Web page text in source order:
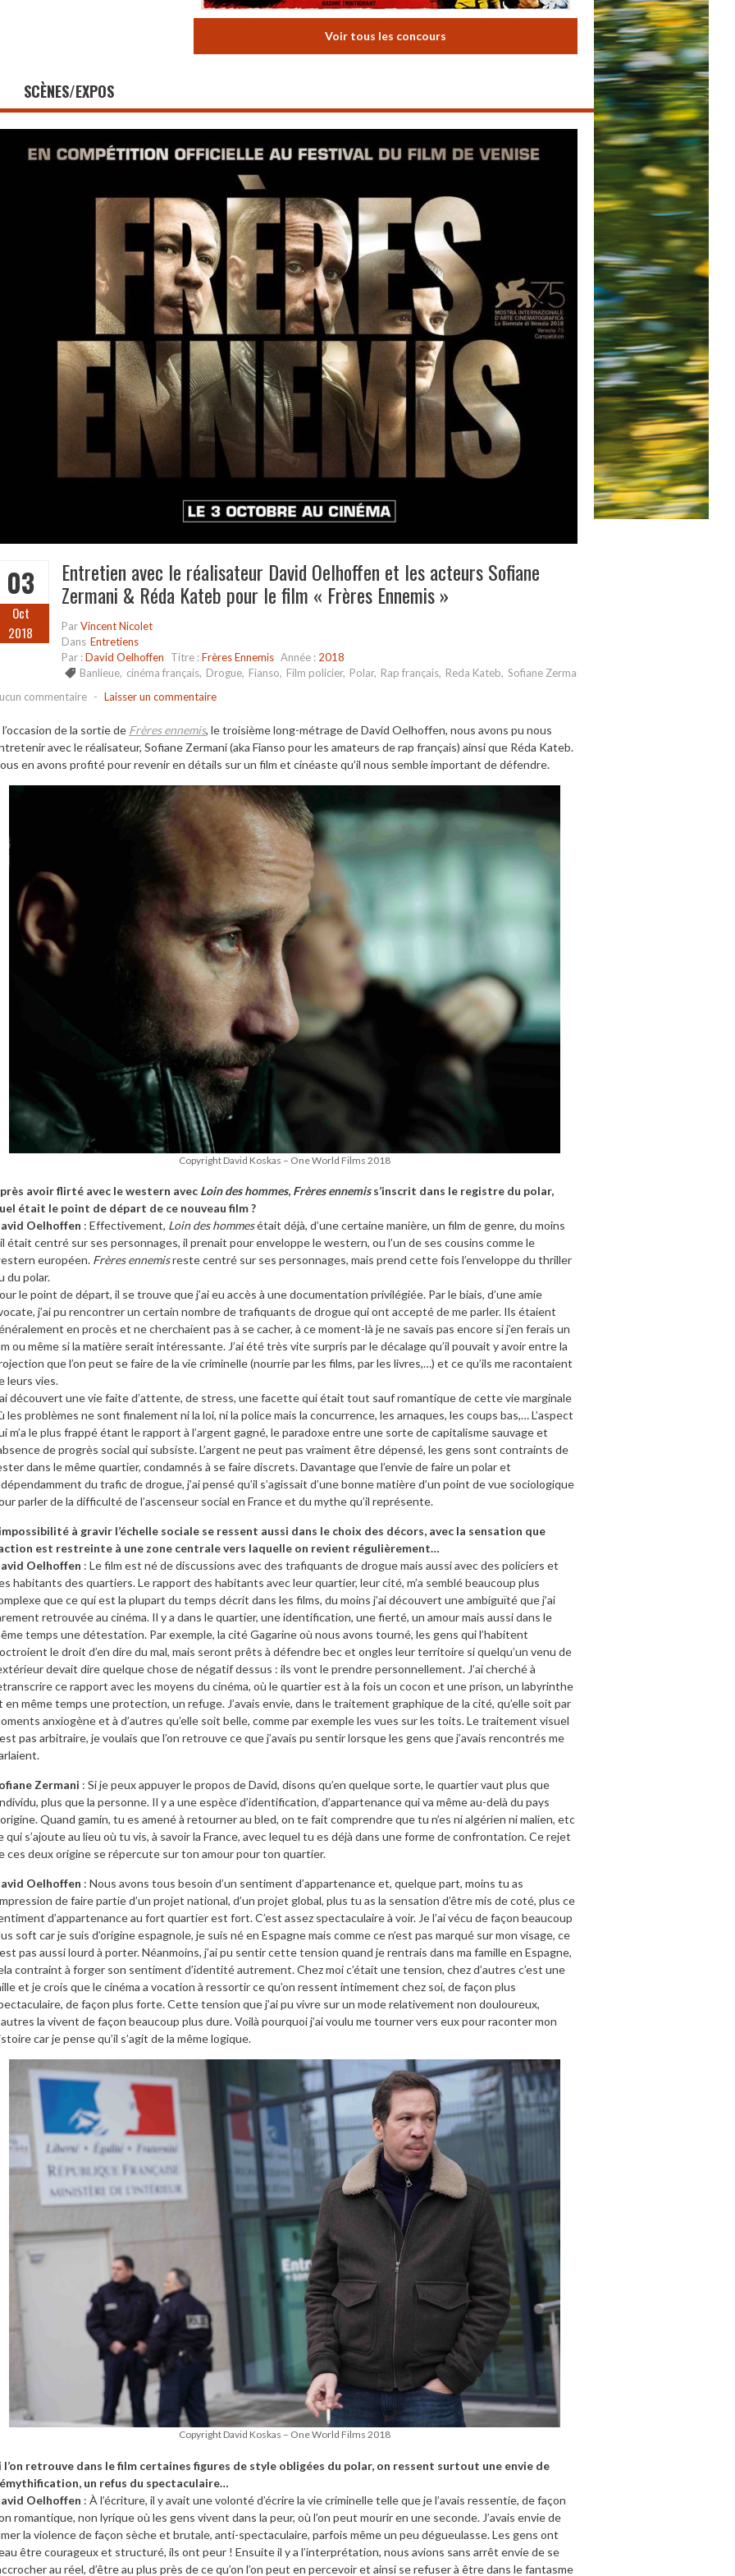
Voir tous les concours
SCÈNES/EXPOS
03
Oct
2018
Entretien avec le réalisateur David Oelhoffen et les acteurs Sofiane
Zermani & Réda Kateb pour le film « Frères Ennemis »
ParVincent Nicolet
Dans Entretiens
Par :David Oelhoffen Titre :Frères Ennemis Année : 2018
Banlieue, cinéma français, Drogue, Fianso, Film policier, Polar, Rap français, Reda Kateb, Sofiane Zermani
commentaire - Laisser un commentaire
de la sortie de Frères ennemis, le troisième long-métrage de David Oelhoffen, nous avons pu nous
avec le réalisateur, Sofiane Zermani (aka Fianso pour les amateurs de rap français) ainsi que Réda Kateb.
en avons profité pour revenir en détails sur un film et cinéaste qu’il nous semble important de défendre.
Copyright David Koskas – One World Films 2018
avoir flirté avec le western avec Loin des hommes, Frères ennemiss’inscrit dans le registre du polar,
était le point de départ de ce nouveau film ?
Oelhoffen : Effectivement, Loin des hommesétait déjà, d’une certaine manière, un film de genre, du moins
était centré sur ses personnages, il prenait pour enveloppe le western, ou l’un de ses cousins comme le
européen. Frères ennemisreste centré sur ses personnages, mais prend cette fois l’enveloppe du thriller
du polar.
le point de départ, il se trouve que j’ai eu accès à une documentation privilégiée. Par le biais, d’une amie
j’ai pu rencontrer un certain nombre de trafiquants de drogue qui ont accepté de me parler. Ils étaient
en procès et ne cherchaient pas à se cacher, à ce moment-là je ne savais pas encore si j’en ferais un
ou même si la matière serait intéressante. J’ai été très vite surpris par le décalage qu’il pouvait y avoir entre la
que l’on peut se faire de la vie criminelle (nourrie par les films, par les livres,…) et ce qu’ils me racontaient
leurs vies.
découvert une vie faite d’attente, de stress, une facette qui était tout sauf romantique de cette vie marginale
les problèmes ne sont finalement ni la loi, ni la police mais la concurrence, les arnaques, les coups bas,… L’aspect
m’a le plus frappé étant le rapport à l’argent gagné, le paradoxe entre une sorte de capitalisme sauvage et
de progrès social qui subsiste. L’argent ne peut pas vraiment être dépensé, les gens sont contraints de
dans le même quartier, condamnés à se faire discrets. Davantage que l’envie de faire un polar et
du trafic de drogue, j’ai pensé qu’il s’agissait d’une bonne matière d’un point de vue sociologique
parler de la difficulté de l’ascenseur social en France et du mythe qu’il représente.
à gravir l’échelle sociale se ressent aussi dans le choix des décors, avec la sensation que
est restreinte à une zone centrale vers laquelle on revient régulièrement…
Oelhoffen : Le film est né de discussions avec des trafiquants de drogue mais aussi avec des policiers et
habitants des quartiers. Le rapport des habitants avec leur quartier, leur cité, m’a semblé beaucoup plus
que ce qui est la plupart du temps décrit dans les films, du moins j’ai découvert une ambiguïté que j’ai
retrouvée au cinéma. Il y a dans le quartier, une identification, une fierté, un amour mais aussi dans le
temps une détestation. Par exemple, la cité Gagarine où nous avons tourné, les gens qui l’habitent
le droit d’en dire du mal, mais seront prêts à défendre bec et ongles leur territoire si quelqu’un venu de
devait dire quelque chose de négatif dessus : ils vont le prendre personnellement. J’ai cherché à
ce rapport avec les moyens du cinéma, où le quartier est à la fois un cocon et une prison, un labyrinthe
en même temps une protection, un refuge. J’avais envie, dans le traitement graphique de la cité, qu’elle soit par
anxiogène et à d’autres qu’elle soit belle, comme par exemple les vues sur les toits. Le traitement visuel
pas arbitraire, je voulais que l’on retrouve ce que j’avais pu sentir lorsque les gens que j’avais rencontrés me
Zermani : Si je peux appuyer le propos de David, disons qu’en quelque sorte, le quartier vaut plus que
plus que la personne. Il y a une espèce d’identification, d’appartenance qui va même au-delà du pays
Quand gamin, tu es amené à retourner au bled, on te fait comprendre que tu n’es ni algérien ni malien, etc
qui s’ajoute au lieu où tu vis, à savoir la France, avec lequel tu es déjà dans une forme de confrontation. Ce rejet
ces deux origine se répercute sur ton amour pour ton quartier.
Oelhoffen : Nous avons tous besoin d’un sentiment d’appartenance et, quelque part, moins tu as
de faire partie d’un projet national, d’un projet global, plus tu as la sensation d’être mis de coté, plus ce
d’appartenance au fort quartier est fort. C’est assez spectaculaire à voir. Je l’ai vécu de façon beaucoup
soft car je suis d’origine espagnole, je suis né en Espagne mais comme ce n’est pas marqué sur mon visage, ce
pas aussi lourd à porter. Néanmoins, j’ai pu sentir cette tension quand je rentrais dans ma famille en Espagne,
contraint à forger son sentiment d’identité autrement. Chez moi c’était une tension, chez d’autres c’est une
et je crois que le cinéma a vocation à ressortir ce qu’on ressent intimement chez soi, de façon plus
de façon plus forte. Cette tension que j’ai pu vivre sur un mode relativement non douloureux,
la vivent de façon beaucoup plus dure. Voilà pourquoi j’ai voulu me tourner vers eux pour raconter mon
car je pense qu’il s’agit de la même logique.
Copyright David Koskas – One World Films 2018
l’on retrouve dans le film certaines figures de style obligées du polar, on ressent surtout une envie de
un refus du spectaculaire…
Oelhoffen : À l’écriture, il y avait une volonté d’écrire la vie criminelle telle que je l’avais ressentie, de façon
romantique, non lyrique où les gens vivent dans la peur, où l’on peut mourir en une seconde. J’avais envie de
la violence de façon sèche et brutale, anti-spectaculaire, parfois même un peu dégueulasse. Les gens ont
être courageux et structuré, ils ont peur ! Ensuite il y a l’interprétation, nous avions sans arrêt envie de se
au réel, d’être au plus près de ce qu’on l’on peut en percevoir et ainsi se refuser à être dans le fantasme